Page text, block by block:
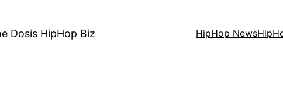
Dosis HipHop Biz HipHop News